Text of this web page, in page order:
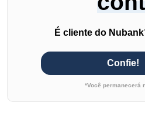
É cliente do
Confie!
*Você permanecerá